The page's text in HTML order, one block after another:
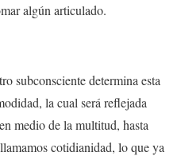
algún articulado.
subconsciente determina esta
la cual será reflejada
medio de la multitud, hasta
cotidianidad, lo que ya